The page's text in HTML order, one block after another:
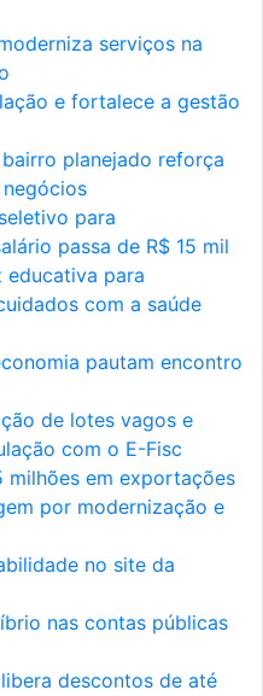
serviços na
e fortalece a gestão
planejado reforça
para
passa de R$ 15 mil
para
com a saúde
pautam encontro
de lotes vagos e
com o E-Fisc
em exportações
por modernização e
no site da
nas contas públicas
descontos de até